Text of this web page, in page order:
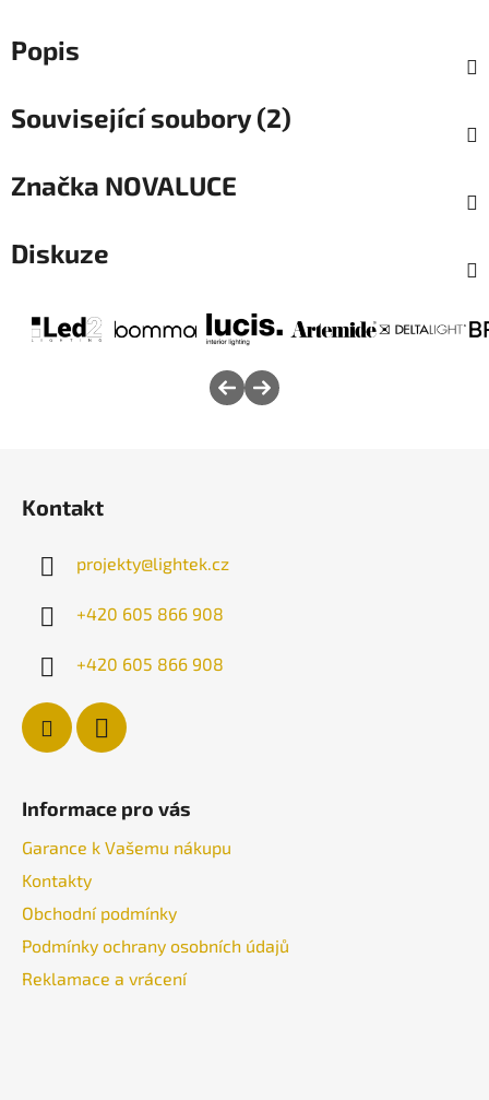
Popis
Související soubory (2)
Značka NOVALUCE
Diskuze
Kontakt
projekty@lightek.cz
+420 605 866 908
+420 605 866 908
Informace pro vás
Garance k Vašemu nákupu
Kontakty
Obchodní podmínky
Podmínky ochrany osobních údajů
Reklamace a vrácení